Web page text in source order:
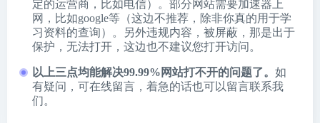
定的运营商，比如电信）。部分网站需要加速器上
网，比如google等（这边不推荐，除非你真的用于学
习资料的查询）。另外违规内容，被屏蔽，那是出于
保护，无法打开，这边也不建议您打开访问。
以上三点均能解决99.99%网站打不开的问题了。 如
有疑问，可在线留言，着急的话也可以留言联系我
们。